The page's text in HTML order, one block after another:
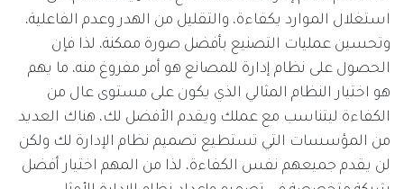
استغلال الموارد بكفاءة، والتقليل من الهدر وعدم الفاعلية،
وتحسين عمليات التصنيع بأفضل صورة ممكنة، لذا فإن
الحصول على نظام إدارة للمصانع هو أمر مفروغ منه، ما يهم
هو اختيار النظام المثالي الذي يكون على مستوى عال من
الكفاءة ليتناسب مع عملك ويقدم الأفضل لك، هناك العديد
من المؤسسات التي تستطيع تصميم نظام الإدارة لك ولكن
لن يقدم جميعهم نفس الكفاءة، لذا من المهم اختيار أفضل